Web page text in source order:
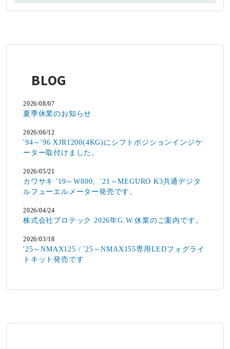
BLOG
2026/08/07
夏季休業のお知らせ
2026/06/12
'94～'96 XJR1200(4KG)にシフトポジションインジケ
ーター取付けました。
2026/05/21
カワサキ '19～W800、'21～MEGURO K3共通デジタ
ルフューエルメーター発売です。
2026/04/24
株式会社プロテック 2026年G.W.休業のご案内です。
2026/03/18
'25～NMAX125 / '25～NMAX155専用LEDフォグライ
トキット発売です